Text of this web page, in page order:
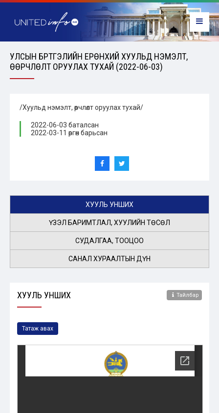
УЛСЫН БҮРТГЭЛИЙН ЕРӨНХИЙ ХУУЛЬД НЭМЭЛТ,
ӨӨРЧЛӨЛТ ОРУУЛАХ ТУХАЙ (2022-06-03)
/Хуульд нэмэлт, өөрчлөлт оруулах тухай/
2022-06-03 баталсан
2022-03-11 өргөн барьсан
ХУУЛЬ УНШИХ
ҮЗЭЛ БАРИМТЛАЛ, ХУУЛИЙН ТӨСӨЛ
СУДАЛГАА, ТООЦОО
САНАЛ ХУРААЛТЫН ДҮН
ХУУЛЬ УНШИХ Тайлбар
Татаж авах